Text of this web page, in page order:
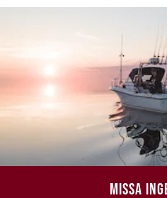
MISSA